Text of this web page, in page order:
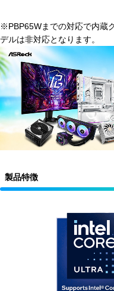
※PBP65Wまでの対応で内蔵
デルは非対応となります。
製品特徴